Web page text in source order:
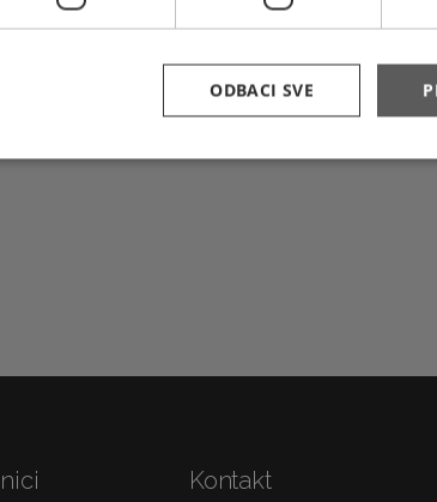
pisana Pravila društva prije 150 godina.
10. 2022. godine. Izdanje se, kao i starija
Kontakt
ODBACI SVE